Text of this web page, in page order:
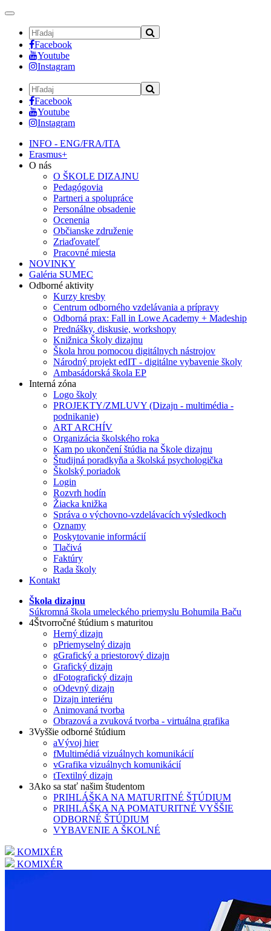
Toggle
navigation
Facebook
Youtube
Instagram
Facebook
Youtube
Instagram
INFO - ENG/FRA/ITA
Erasmus+
O nás
O ŠKOLE DIZAJNU
Pedagógovia
Partneri a spolupráce
Personálne obsadenie
Ocenenia
Občianske združenie
Zriaďovateľ
Pracovné miesta
NOVINKY
Galéria SUMEC
Odborné aktivity
Kurzy kresby
Centrum odborného vzdelávania a prípravy
Odborná prax: Fall in Lowe Academy + Madeship
Prednášky, diskusie, workshopy
Knižnica Školy dizajnu
Škola hrou pomocou digitálnych nástrojov
Národný projekt edIT - digitálne vybavenie školy
Ambasádorská škola EP
Interná zóna
Logo školy
PROJEKTY/ZMLUVY (Dizajn - multimédia -
podnikanie)
ART ARCHÍV
Organizácia školského roka
Kam po ukončení štúdia na Škole dizajnu
Študijná poradkyňa a školská psychologička
Školský poriadok
Login
Rozvrh hodín
Žiacka knižka
Správa o výchovno-vzdelávacích výsledkoch
Oznamy
Poskytovanie informácií
Tlačivá
Faktúry
Rada školy
Kontakt
Škola dizajnu
Súkromná škola umeleckého priemyslu Bohumila Baču
4Štvorročné štúdium s maturitou
Herný dizajn
pPriemyselný dizajn
gGrafický a priestorový dizajn
Grafický dizajn
dFotografický dizajn
oOdevný dizajn
Dizajn interiéru
Animovaná tvorba
Obrazová a zvuková tvorba - virtuálna grafika
3Vyššie odborné štúdium
aVývoj hier
fMultimédiá vizuálnych komunikácií
vGrafika vizuálnych komunikácií
tTextilný dizajn
3Ako sa stať našim študentom
PRIHLÁŠKA NA MATURITNÉ ŠTÚDIUM
PRIHLÁŠKA NA POMATURITNÉ VYŠŠIE
ODBORNÉ ŠTÚDIUM
VYBAVENIE A ŠKOLNÉ
KOMIXÉR
KOMIXÉR